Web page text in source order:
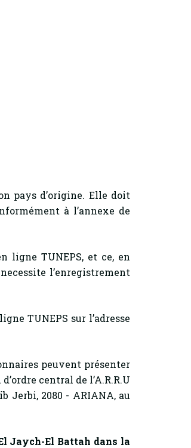
pays d’origine. Elle doit
à l’annexe de
ligne TUNEPS, et ce, en
l’enregistrement
TUNEPS sur l’adresse
peuvent présenter
central de l’A.R.R.U
Jerbi, 2080 - ARIANA, au
Jaych-El Battah dans la